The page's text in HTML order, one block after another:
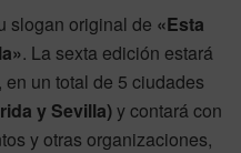
slogan original de «Esta
. La sexta edición estará
un total de 5 ciudades
y Sevilla)y contará con
y otras organizaciones,